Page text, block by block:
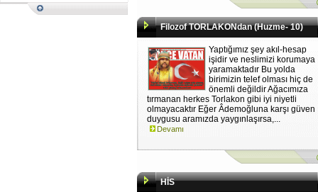
Filozof TORLAKONdan (Huzme- 10)
Yaptığımız şey akıl-hesap
işidir ve neslimizi korumaya
yaramaktadır Bu yolda
birimizin telef olması hiç de
önemli değildir Ağacımıza
tırmanan herkes Torlakon gibi iyi niyetli
olmayacaktır Eğer Âdemoğluna karşı güven
duygusu aramızda yaygınlaşırsa,...
Devamı
HİS